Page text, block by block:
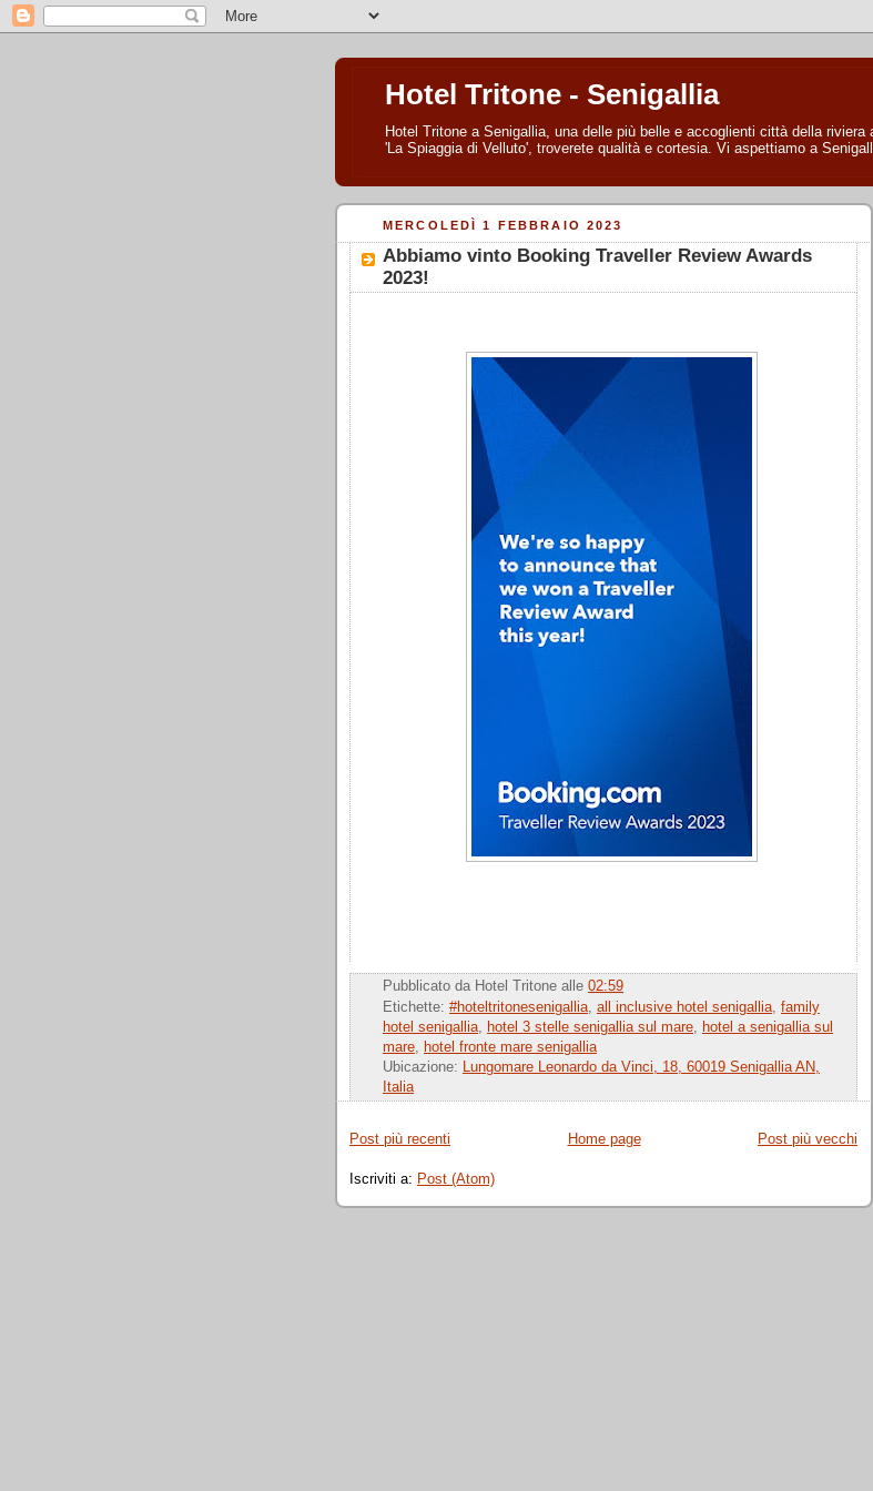
Hotel Tritone - Senigallia
Hotel Tritone a Senigallia, una delle più belle e accoglienti città della
'La Spiaggia di Velluto', troverete qualità e cortesia. Vi aspettiamo a
MERCOLEDÌ 1 FEBBRAIO 2023
Abbiamo vinto Booking Traveller Review Awards
2023!
Pubblicato da Hotel Tritone alle 02:59
Etichette: #hoteltritonesenigallia all inclusive hotel senigallia family
hotel senigallia
hotel 3 stelle senigallia sul mare
hotel a senigallia sul
mare
hotel fronte mare senigallia
Ubicazione:
Lungomare Leonardo da Vinci, 18, 60019 Senigallia AN,
Italia
Post più recenti Post più vecchi
Home page
Iscriviti a: Post (Atom)